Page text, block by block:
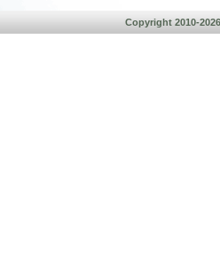
Copyright 2010-